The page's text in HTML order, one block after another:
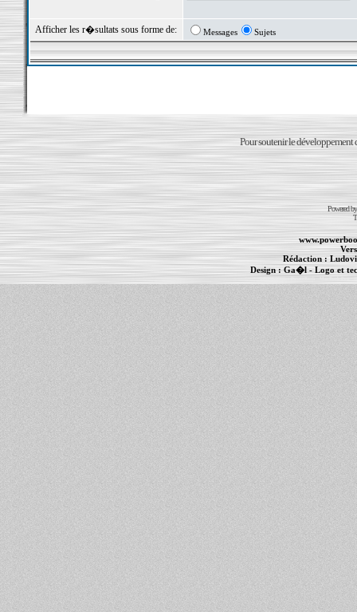
Afficher les r�sultats sous forme de: Messages Sujets
Pour soutenir le développement
Powered
Rédaction :
Design : Ga�l- Logo et